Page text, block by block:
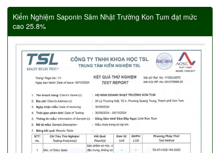
Kiểm Nghiệm Saponin Sâm Nhật Trường Kon Tum đạt mức
cao 25.8%